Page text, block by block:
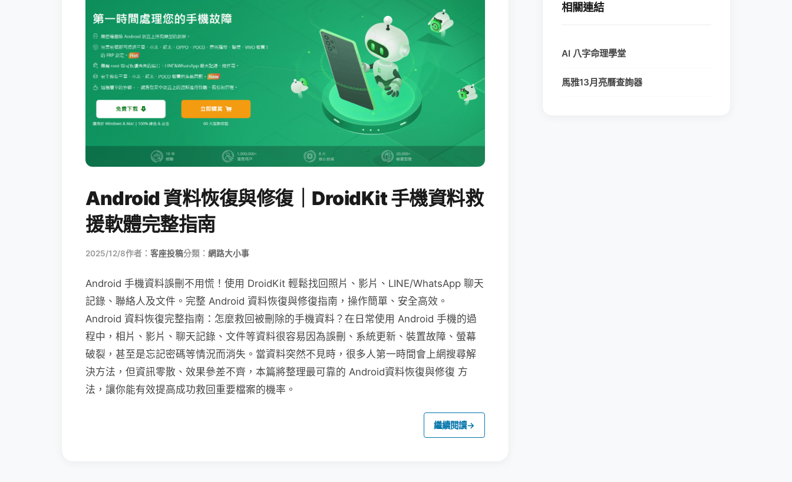
Android 資料恢復與修復｜DroidKit 手機資料救
援軟體完整指南
2025/12/8作者： 客座投稿分類： 網路大小事
Android 手機資料誤刪不用慌！使用 DroidKit 輕鬆找回照片、影片、LINE/WhatsApp 聊天
記錄、聯絡人及文件。完整 Android 資料恢復與修復指南，操作簡單、安全高效。
Android 資料恢復完整指南：怎麼救回被刪除的手機資料？在日常使用 Android 手機的過
程中，相片、影片、聊天記錄、文件等資料很容易因為誤刪、系統更新、裝置故障、螢幕
破裂，甚至是忘記密碼等情況而消失。當資料突然不見時，很多人第一時間會上網搜尋解
決方法，但資訊零散、效果參差不齊，本篇將整理最可靠的 Android資料恢復與修復 方
法，讓你能有效提高成功救回重要檔案的機率。
繼續閱讀→
相關連結
AI 八字命理學堂
馬雅13月亮曆查詢器